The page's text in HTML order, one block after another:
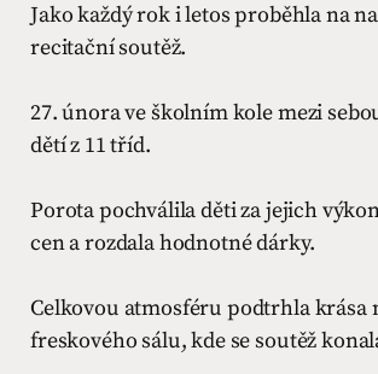
Jako každý rok i letos proběhla na
recitační soutěž.
27. února ve školním kole mezi
dětí z 11 tříd.
Porota pochválila děti za jejich
cen a rozdala hodnotné dárky.
Celkovou atmosféru podtrhla krása
freskového sálu, kde se soutěž